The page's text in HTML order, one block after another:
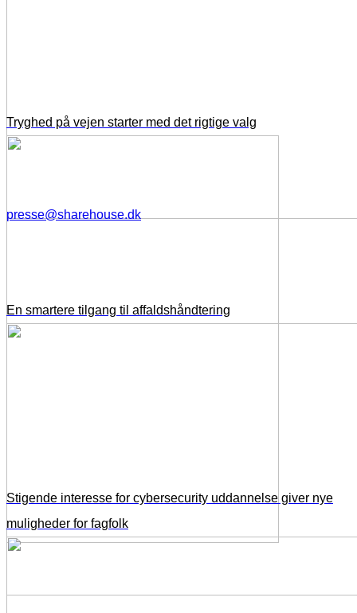
Tryghed på vejen starter med det rigtige valg
En smartere tilgang til affaldshåndtering
Stigende interesse for cybersecurity uddannelse giver nye
muligheder for fagfolk
presse@sharehouse.dk